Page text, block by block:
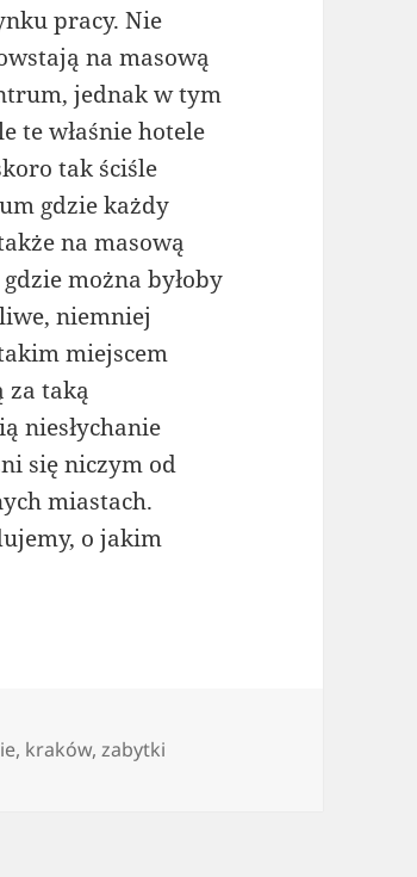
pracy. Nie
na masową
jednak w tym
te właśnie hotele
tak ściśle
gdzie każdy
na masową
można byłoby
niemniej
miejscem
za taką
niesłychanie
się niczym od
miastach.
o jakim
, kraków,zabytki